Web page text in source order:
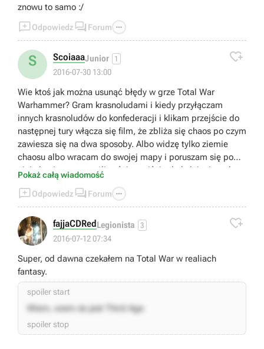
znowu to samo :/
Odpowiedz  Forum 
S ScoiaaaJunior 1
2016-07-30 13:00

Wie ktoś jak można usunąć błędy w grze Total War
Warhammer? Gram krasnoludami i kiedy przyłączam
innych krasnoludów do konfederacji i klikam przejście do
następnej tury włącza się film, że zbliża się chaos po czym
zawiesza się na dwa sposoby. Albo widzę tylko ziemie
chaosu albo wracam do swojej mapy i poruszam się po
niej ale nie mam możliwości przejścia do kolejnej rundy
ponieważ nie zamknąłem wydarzeń, których się nie da
zamknąć. Wyświetla się wykrzyknik na ikonce wydarzeń
ale nie da się ich aktywować. Sprawdziłem metodą prób i
błędów co powoduje zawieszenie. Kiedy nie przyłączam
krasnali do konfederacji nie włącza się chaos i mogę
swobodnie grać. Prędzej czy później podbiję ziemie, które
wymuszą na chaosie atak i znów wrócę do punktu wyjścia
:/ Z góry dziękuję za podpowiedzi.
Pokaż całą wiadomość
Odpowiedz  Forum 
fajjaCDRedLegionista 3
2016-07-12 07:34

Super, od dawna czekałem na Total War w realiach
fantasy.
spoiler start
Wiem, wiem że jest Third Age
spoiler stop